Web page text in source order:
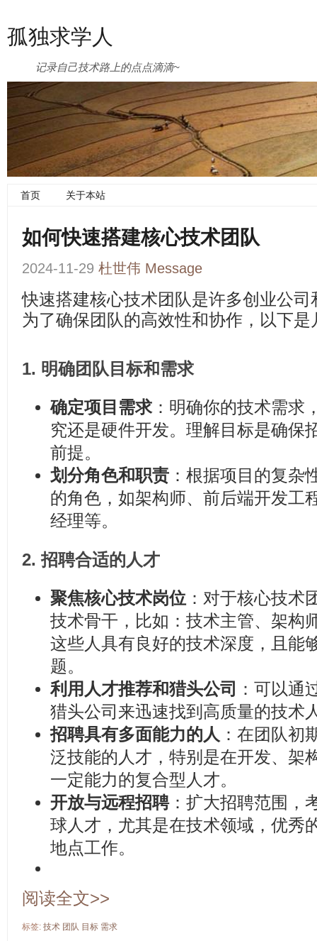
孤独求学人
记录自己技术路上的点点滴滴~
首页 关于本站
如何快速搭建核心技术团队
2024-11-29 杜世伟 Message
快速搭建核心技术团队是许多创业公
为了确保团队的高效性和协作，以下
1. 明确团队目标和需求
确定项目需求：明确你的技术需求
究还是硬件开发。理解目标是确保
前提。
划分角色和职责 ：根据项目的复杂
的角色，如架构师、前后端开发工
经理等。
2.招聘合适的人才
聚焦核心技术岗位 ：对于核心技术
技术骨干，比如：技术主管、架构
这些人具有良好的技术深度，且能
题。
利用人才推荐和猎头公司 ：可以通
猎头公司来迅速找到高质量的技术
招聘具有多面能力的人 ：在团队初
泛技能的人才，特别是在开发、架
一定能力的复合型人才。
开放与远程招聘：扩大招聘范围，
球人才，尤其是在技术领域，优秀
地点工作。
阅读全文>>
标签: 技术 团队 目标 需求